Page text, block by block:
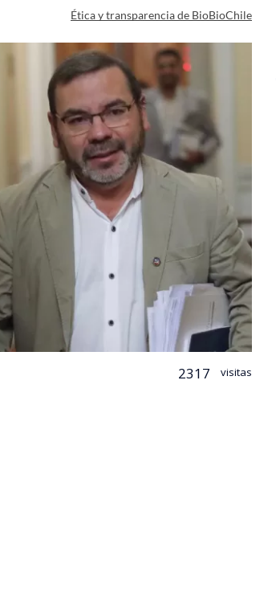
Ética y transparencia de BioBioChile
2317 visitas